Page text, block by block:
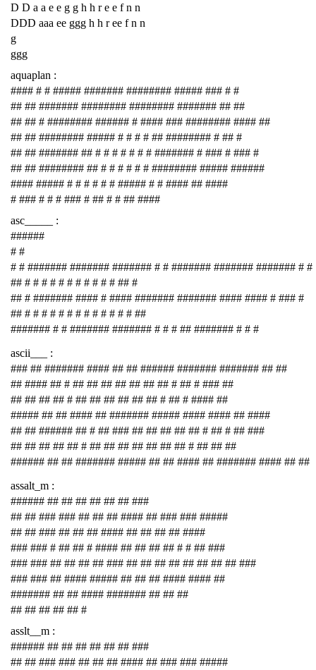
D D a a e e g g h h r e e f n n
DDD aaa ee ggg h h r ee f n n
g
ggg
aquaplan :
#### # # ##### ####### ######## ##### ### # #
## ## ####### ######## ######## ####### ## ##
## ## # ######## ###### # #### ### ######## #### ##
## ## ######## ##### # # # # ## ######## # ## #
## ## ####### ## # # # # # # # ####### # ### # ### #
## ## ######## ## # # # # # # ######## ##### ######
#### ##### # # # # # # ##### # # #### ## ####
# ### # # # ### # ## # # ## ####
asc_____ :
######
# #
# # ####### ####### ####### # # ####### ####### ####### # #
## # # # # # # # # # # # ## #
## # ####### #### # #### ####### ####### #### #### # ### #
## # # # # # # # # # # # # # ##
####### # # ####### ####### # # # ## ####### # # #
ascii___ :
### ## ####### #### ## ## ###### ####### ####### ## ##
## #### ## # ## ## ## ## ## ## ## # ## # ### ##
## ## ## ## # ## ## ## ## ## ## # ## # #### ##
##### ## ## #### ## ####### ##### #### #### ## ####
## ## ###### ## # ## ### ## ## ## ## ## # ## # ## ###
## ## ## ## ## # ## ## ## ## ## ## ## # ## ## ##
###### ## ## ####### ##### ## ## #### ## ####### #### ## ##
assalt_m :
###### ## ## ## ## ## ## ###
## ## ### ### ## ## ## #### ## ### ### #####
## ## ### ## ## ## #### ## ## ## ## ####
### ### # ## ## # #### ## ## ## ## # # ## ###
### ### ## ## ## ## ### ## ## ## ## ## ## ## ## ###
### ### ## #### ##### ## ## ## #### #### ##
####### ## ## #### ####### ## ## ##
## ## ## ## ## #
asslt__m :
###### ## ## ## ## ## ## ###
## ## ### ### ## ## ## #### ## ### ### #####